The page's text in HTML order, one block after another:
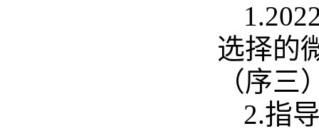
选择的
（序三
2.指